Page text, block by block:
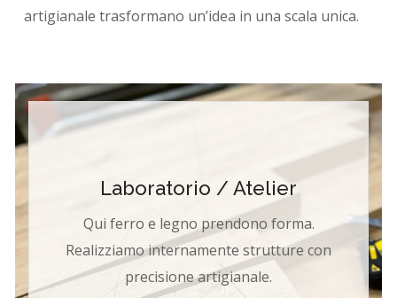
artigianale trasformano un’idea in una scala unica.
Laboratorio / Atelier
Qui ferro e legno prendono forma.
Realizziamo internamente strutture con
precisione artigianale.